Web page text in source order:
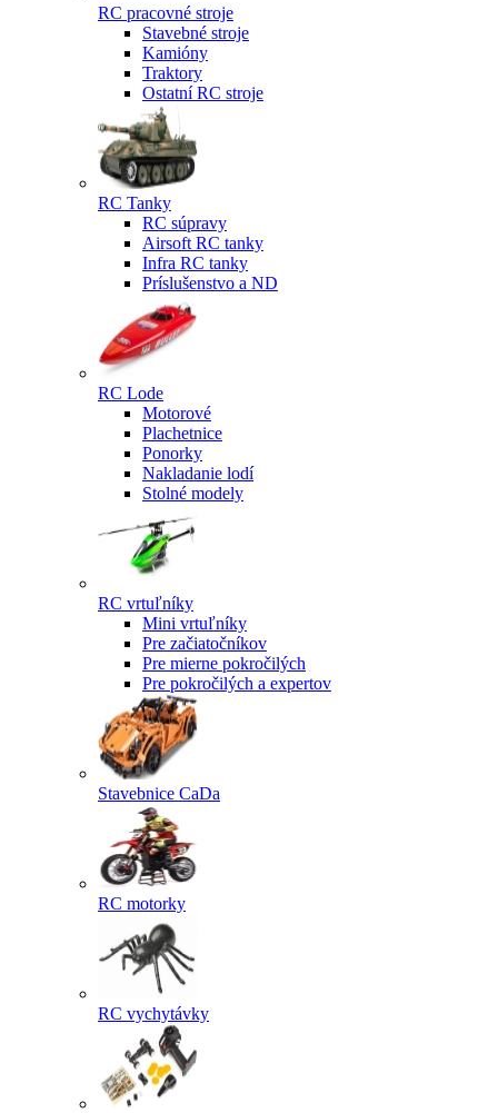
RC pracovné stroje
Stavebné stroje
Kamióny
Traktory
Ostatní RC stroje
RC Tanky
RC súpravy
Airsoft RC tanky
Infra RC tanky
Príslušenstvo a ND
RC Lode
Motorové
Plachetnice
Ponorky
Nakladanie lodí
Stolné modely
RC vrtuľníky
Mini vrtuľníky
Pre začiatočníkov
Pre mierne pokročilých
Pre pokročilých a expertov
Stavebnice CaDa
RC motorky
RC vychytávky